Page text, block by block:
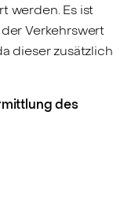
werden. Es ist
Verkehrswert
dieser zusätzlich
des